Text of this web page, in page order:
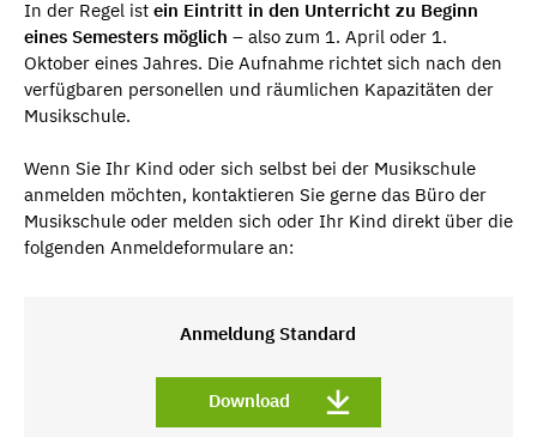
In der Regel ist ein Eintritt in den Unterricht zu Beginn
eines Semesters möglich – also zum 1. April oder 1.
Oktober eines Jahres. Die Aufnahme richtet sich nach den
verfügbaren personellen und räumlichen Kapazitäten der
Musikschule.
Wenn Sie Ihr Kind oder sich selbst bei der Musikschule
anmelden möchten, kontaktieren Sie gerne das Büro der
Musikschule oder melden sich oder Ihr Kind direkt über die
folgenden Anmeldeformulare an:
Anmeldung Standard
Download